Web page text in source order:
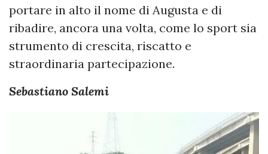
portare in alto il nome di Augusta e di
ribadire, ancora una volta, come lo sport sia
strumento di crescita, riscatto e
straordinaria partecipazione.
Sebastiano Salemi